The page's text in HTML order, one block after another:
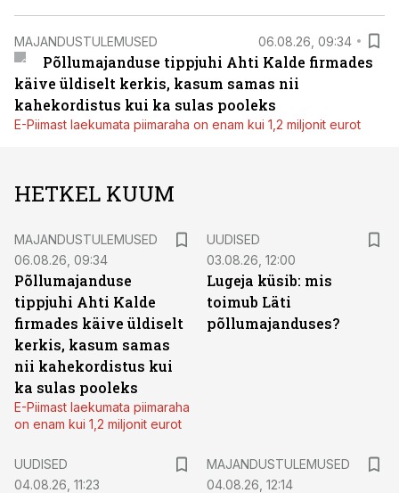
MAJANDUSTULEMUSED 06.08.26, 09:34
Põllumajanduse tippjuhi Ahti Kalde firmades
käive üldiselt kerkis, kasum samas nii
kahekordistus kui ka sulas pooleks
E-Piimast laekumata piimaraha on enam kui 1,2 miljonit eurot
HETKEL KUUM
MAJANDUSTULEMUSED
06.08.26, 09:34
Põllumajanduse
tippjuhi Ahti Kalde
firmades käive üldiselt
kerkis, kasum samas
nii kahekordistus kui
ka sulas pooleks
E-Piimast laekumata piimaraha
on enam kui 1,2 miljonit eurot
UUDISED
03.08.26, 12:00
Lugeja küsib: mis
toimub Läti
põllumajanduses?
UUDISED
04.08.26, 11:23
MAJANDUSTULEMUSED
04.08.26, 12:14